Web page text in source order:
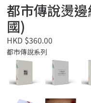
都市傳說燙
國)
HKD $360.00
都市傳說系列